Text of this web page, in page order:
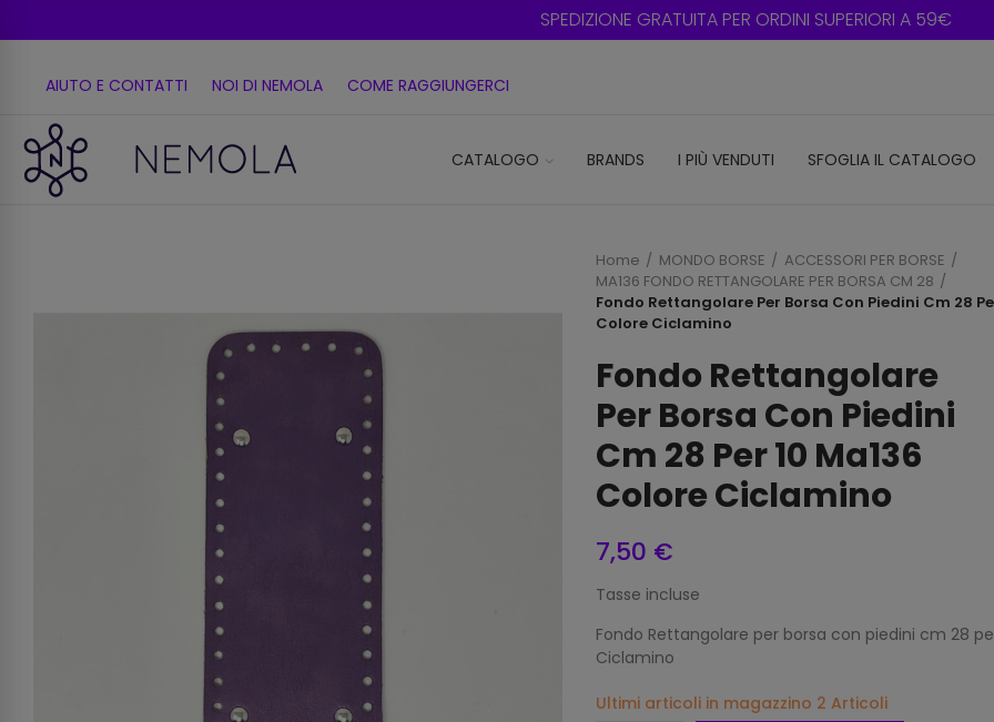
SPEDIZIONE GRATUITA PER ORDINI SUPERIORI A 59€
AIUTO E CONTATTI NOI DI NEMOLA COME RAGGIUNGERCI
CATALOGO BRANDS I PIÙ VENDUTI SFOGLIA IL CATALOGO
Home MONDO BORSE
ACCESSORI PER BORSE
MA136 FONDO RETTANGOLARE PER BORSA CM 28
Fondo Rettangolare Per Borsa Con Piedini Cm 28
Colore Ciclamino
Fondo Rettangolare
Per Borsa Con Piedini
Cm 28 Per 10 Ma136
Colore Ciclamino
7,50 €
Tasse incluse
Fondo Rettangolare per borsa con piedini cm 28
Ciclamino
Ultimi articoli in magazzino 2 Articoli
Beige